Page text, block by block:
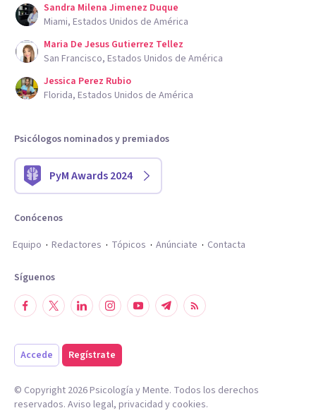
Sandra Milena Jimenez Duque
Miami, Estados Unidos de América
Maria De Jesus Gutierrez Tellez
San Francisco, Estados Unidos de América
Jessica Perez Rubio
Florida, Estados Unidos de América
Psicólogos nominados y premiados
PyM Awards 2024
Conócenos
Equipo
Redactores Tópicos Anúnciate Contacta
Síguenos
Accede Regístrate
© Copyright 2026Psicología y Mente. Todos los derechos
reservados. Aviso legal, privacidad y cookies.